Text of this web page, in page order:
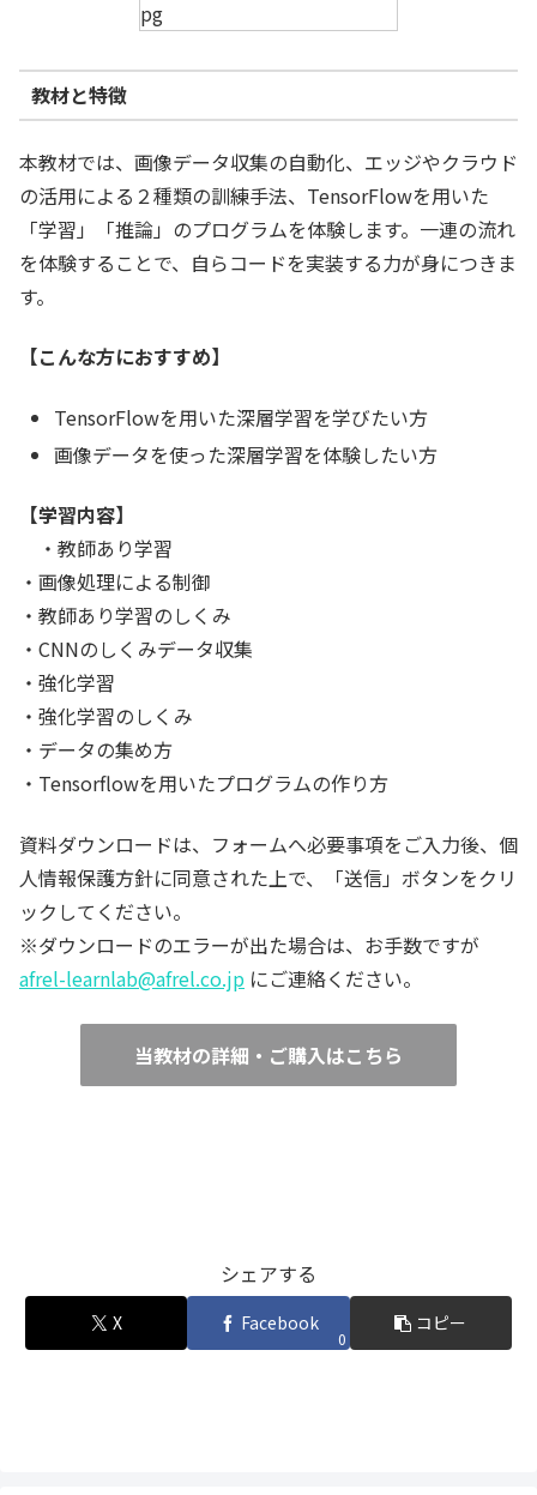
教材と特徴
本教材では、画像データ収集の自動化、エッジやクラウド
の活用による２種類の訓練手法、TensorFlowを用いた
「学習」「推論」のプログラムを体験します。一連の流れ
を体験することで、自らコードを実装する力が身につきま
す。
【こんな方におすすめ】
TensorFlowを用いた深層学習を学びたい方
画像データを使った深層学習を体験したい方
【学習内容】
・教師あり学習
・画像処理による制御
・教師あり学習のしくみ
・CNNのしくみデータ収集
・強化学習
・強化学習のしくみ
・データの集め方
・Tensorflowを用いたプログラムの作り方
資料ダウンロードは、フォームへ必要事項をご入力後、個
人情報保護方針に同意された上で、「送信」ボタンをクリ
ックしてください。
※ダウンロードのエラーが出た場合は、お手数ですが
afrel-learnlab@afrel.co.jp にご連絡ください。
当教材の詳細・ご購入はこちら
シェアする
X Facebook
0
コピー